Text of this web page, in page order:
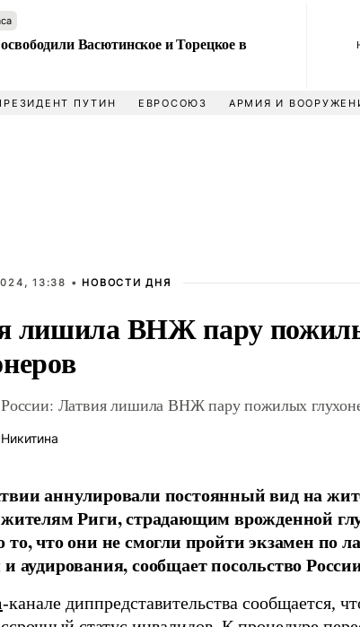
Васютинское и Торецкое в
ПУТИН ЕВРОСОЮЗ АРМИЯ И
13:38 • НОВОСТИ ДНЯ
лишила ВНЖ пару
Латвия лишила ВНЖ пару пожилых
аннулировали постоянный вид на
Риги, страдающим врожденной
то, что они не смогли пройти экзамен по
аудирования, сообщает посольство
-канале диппредставительства сообщается,